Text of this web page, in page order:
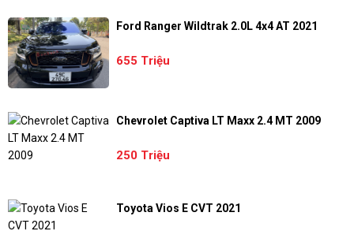
Ford Ranger Wildtrak 2.0L 4x4 AT 2021
655 Triệu
Chevrolet Captiva LT Maxx 2.4 MT 2009
250 Triệu
Toyota Vios E CVT 2021